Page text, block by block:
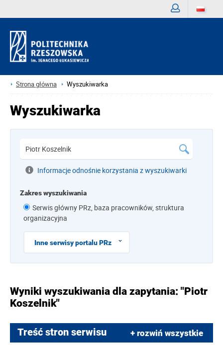
Strona główna Wyszukiwarka
Wyszukiwarka
Informacje odnośnie korzystania z wyszukiwarki
Zakres wyszukiwania
Serwis główny PRz, baza pracowników, struktura
organizacyjna
Inne serwisy portalu PRz
Wyniki wyszukiwania dla zapytania: "Piotr
Koszelnik"
Treść stron serwisu + rozwiń wszystkie